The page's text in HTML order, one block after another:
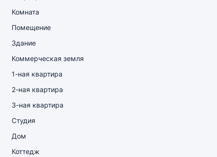
Комната
Помещение
Здание
Коммерческая земля
1-ная квартира
2-ная квартира
3-ная квартира
Студия
Дом
Коттедж